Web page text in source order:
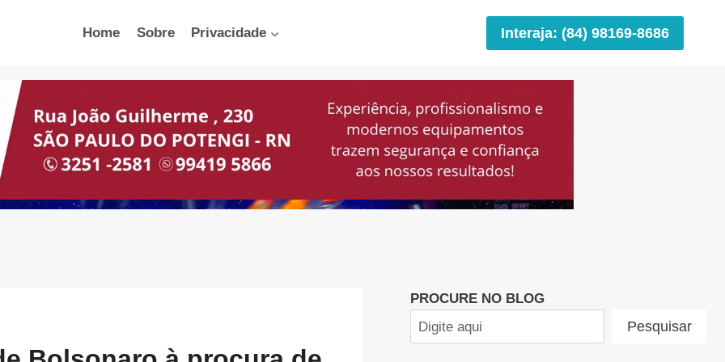
Home Sobre Privacidade Interaja: (84) 98169-8686
PROCURE NO BLOG
Pesquisar